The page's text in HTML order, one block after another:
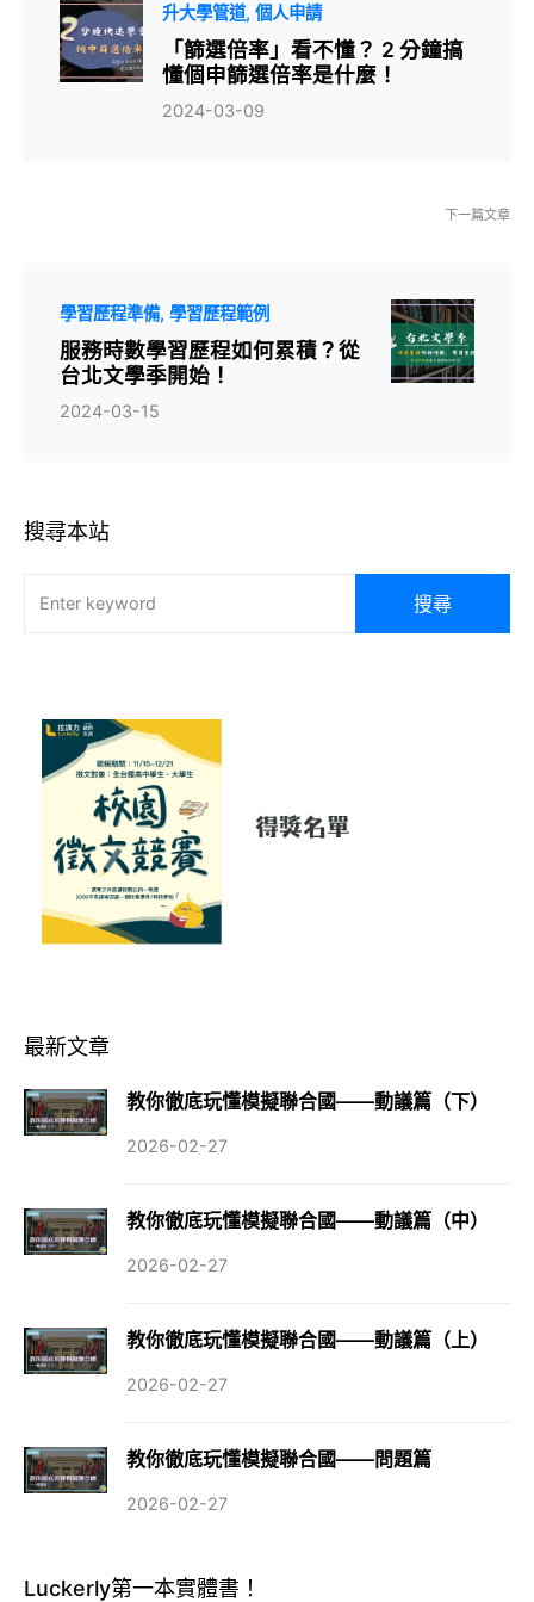
升大學管道 個人申請
「篩選倍率」看不懂？ 2 分鐘搞
懂個申篩選倍率是什麼！
2024-03-09
下一篇文章
學習歷程準備 學習歷程範例
服務時數學習歷程如何累積？從
台北文學季開始！
2024-03-15
搜尋本站
搜尋
最新文章
教你徹底玩懂模擬聯合國——動議篇（下）
2026-02-27
教你徹底玩懂模擬聯合國——動議篇（中）
2026-02-27
教你徹底玩懂模擬聯合國——動議篇（上）
2026-02-27
教你徹底玩懂模擬聯合國——問題篇
2026-02-27
Luckerly第一本實體書！